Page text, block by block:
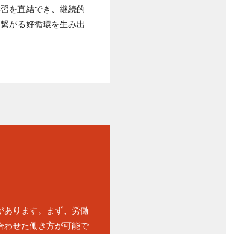
を直結でき、継続的
がる好循環を生み出
あります。まず、労働
わせた働き方が可能で